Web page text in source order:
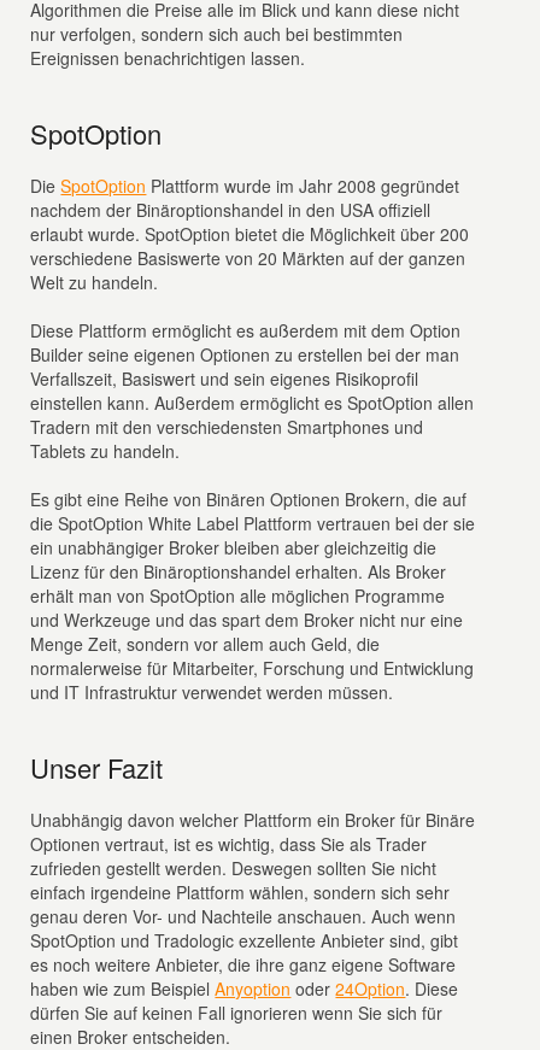
Algorithmen die Preise alle im Blick und kann diese nicht
nur verfolgen, sondern sich auch bei bestimmten
Ereignissen benachrichtigen lassen.
SpotOption
DieSpotOption Plattform wurde im Jahr 2008 gegründet
nachdem der Binäroptionshandel in den USA offiziell
erlaubt wurde. SpotOption bietet die Möglichkeit über 200
verschiedene Basiswerte von 20 Märkten auf der ganzen
Welt zu handeln.
Diese Plattform ermöglicht es außerdem mit dem Option
Builder seine eigenen Optionen zu erstellen bei der man
Verfallszeit, Basiswert und sein eigenes Risikoprofil
einstellen kann. Außerdem ermöglicht es SpotOption allen
Tradern mit den verschiedensten Smartphones und
Tablets zu handeln.
Es gibt eine Reihe von Binären Optionen Brokern, die auf
die SpotOption White Label Plattform vertrauen bei der sie
ein unabhängiger Broker bleiben aber gleichzeitig die
Lizenz für den Binäroptionshandel erhalten. Als Broker
erhält man von SpotOption alle möglichen Programme
und Werkzeuge und das spart dem Broker nicht nur eine
Menge Zeit, sondern vor allem auch Geld, die
normalerweise für Mitarbeiter, Forschung und Entwicklung
und IT Infrastruktur verwendet werden müssen.
Unser Fazit
Unabhängig davon welcher Plattform ein Broker für Binäre
Optionen vertraut, ist es wichtig, dass Sie als Trader
zufrieden gestellt werden. Deswegen sollten Sie nicht
einfach irgendeine Plattform wählen, sondern sich sehr
genau deren Vor- und Nachteile anschauen. Auch wenn
SpotOption und Tradologic exzellente Anbieter sind, gibt
es noch weitere Anbieter, die ihre ganz eigene Software
haben wie zum BeispielAnyoption oder24Option. Diese
dürfen Sie auf keinen Fall ignorieren wenn Sie sich für
einen Broker entscheiden.